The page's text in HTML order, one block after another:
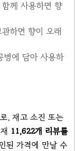
께 사용하면 향
하면 향이 오래
병에 담아 사용하
로, 재고 소진 또는
11,622개 리뷰를
된 가격에 만날 수